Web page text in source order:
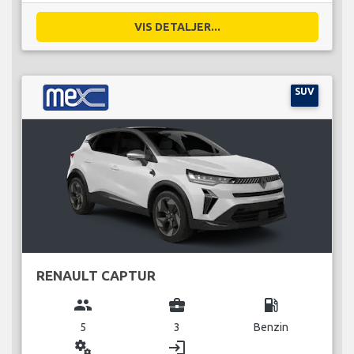
VIS DETALJER...
SUV
RENAULT CAPTUR
group
5
business_center
3
local_gas_station
Benzin
miscellaneous_services login